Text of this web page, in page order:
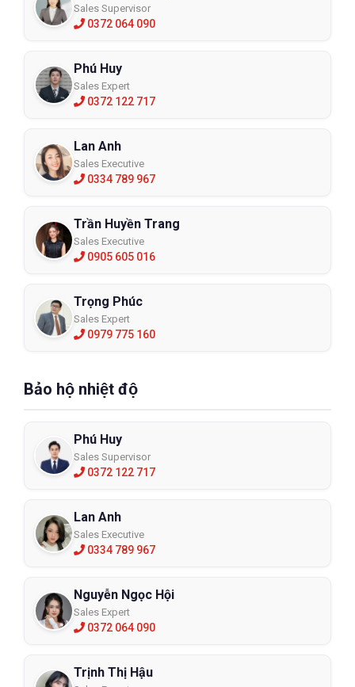
Sales Supervisor
0372 064 090
Phú Huy
Sales Expert
0372 122 717
Lan Anh
Sales Executive
0334 789 967
Trần Huyền Trang
Sales Executive
0905 605 016
Trọng Phúc
Sales Expert
0979 775 160
Bảo hộ nhiệt độ
Phú Huy
Sales Supervisor
0372 122 717
Lan Anh
Sales Executive
0334 789 967
Nguyễn Ngọc Hội
Sales Expert
0372 064 090
Trịnh Thị Hậu